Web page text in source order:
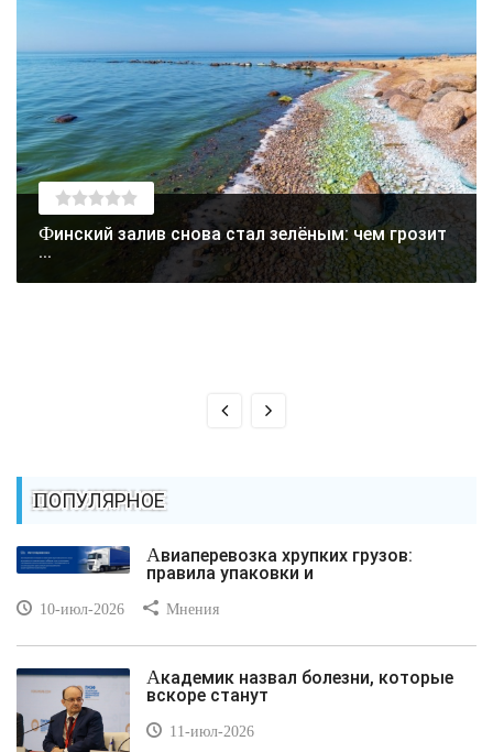
Финский залив снова стал зелёным: чем грозит
...
ПОПУЛЯРНОЕ
Авиаперевозка хрупких грузов:
правила упаковки и
10-июл-2026 Мнения
Академик назвал болезни, которые
вскоре станут
11-июл-2026